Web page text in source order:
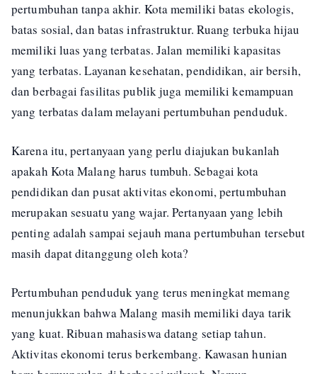
pertumbuhan tanpa akhir. Kota memiliki batas ekologis,
batas sosial, dan batas infrastruktur. Ruang terbuka hijau
memiliki luas yang terbatas. Jalan memiliki kapasitas
yang terbatas. Layanan kesehatan, pendidikan, air bersih,
dan berbagai fasilitas publik juga memiliki kemampuan
yang terbatas dalam melayani pertumbuhan penduduk.
Karena itu, pertanyaan yang perlu diajukan bukanlah
apakah Kota Malang harus tumbuh. Sebagai kota
pendidikan dan pusat aktivitas ekonomi, pertumbuhan
merupakan sesuatu yang wajar. Pertanyaan yang lebih
penting adalah sampai sejauh mana pertumbuhan tersebut
masih dapat ditanggung oleh kota?
Pertumbuhan penduduk yang terus meningkat memang
menunjukkan bahwa Malang masih memiliki daya tarik
yang kuat. Ribuan mahasiswa datang setiap tahun.
Aktivitas ekonomi terus berkembang. Kawasan hunian